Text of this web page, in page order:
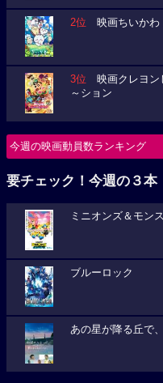
2位 映画ちいかわ
3位 映画クレヨン
～ション
今週の映画動員数ランキング
要チェック！今週の３本
ミニオンズ＆モン
ブルーロック
あの星が降る丘で